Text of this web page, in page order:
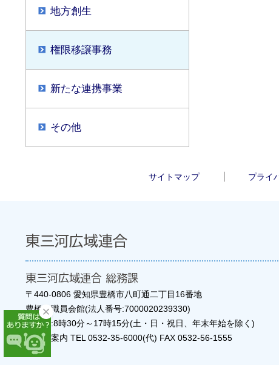
地方創生
権限移譲事務
新たな連携事業
その他
サイトマップ プライ
東三河広域連合
東三河広域連合 総務課
〒440-0806 愛知県豊橋市八町通二丁目16番地
豊橋市職員会館(法人番号:7000020239330)
開庁日:8時30分～17時15分(土・日・祝日、年末年始を除く)
窓口ご案内 TEL 0532-35-6000(代) FAX 0532-56-1555